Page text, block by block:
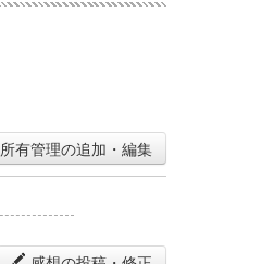
所有管理の追加・編集